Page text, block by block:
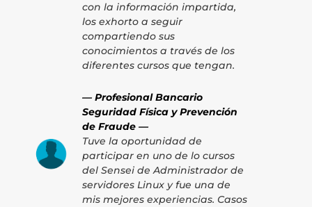
con la información impartida,
los exhorto a seguir
compartiendo sus
conocimientos a través de los
diferentes cursos que tengan.
— Profesional Bancario
Seguridad Física y Prevención
de Fraude —
Tuve la oportunidad de
participar en uno de lo cursos
del Sensei de Administrador de
servidores Linux y fue una de
mis mejores experiencias. Casos